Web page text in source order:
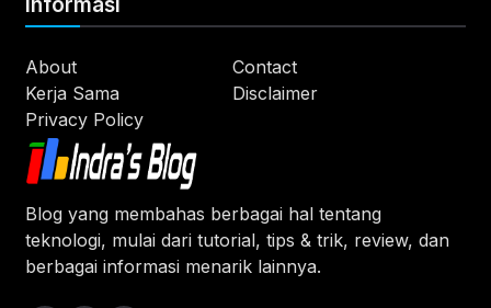
Blog yang membahas berbagai hal tentang
teknologi, mulai dari tutorial, tips & trik, review, dan
berbagai informasi menarik lainnya.
About
Contact
Kerja Sama
Disclaimer
Privacy Policy